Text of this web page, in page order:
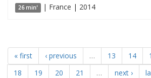
26 min' | France | 2014
« first ‹ previous … 13 14
18
19 20 21 … next ›